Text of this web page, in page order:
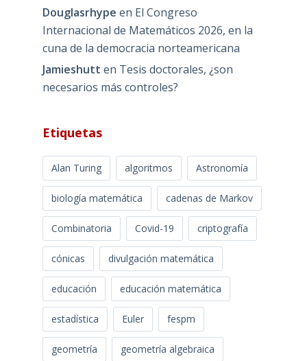
Douglasrhype en El Congreso
Internacional de Matemáticos 2026, en la
cuna de la democracia norteamericana
Jamieshutt en Tesis doctorales, ¿son
necesarios más controles?
Etiquetas
Alan Turing algoritmos Astronomía
biología matemática cadenas de Markov
Combinatoria Covid-19 criptografía
cónicas divulgación matemática
educación educación matemática
estadística Euler fespm
geometría geometría algebraica